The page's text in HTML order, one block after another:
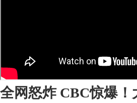
全网怒炸 CBC惊爆